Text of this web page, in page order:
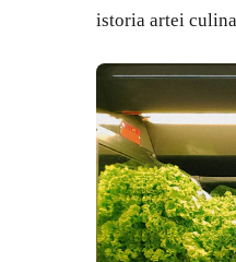
istoria artei